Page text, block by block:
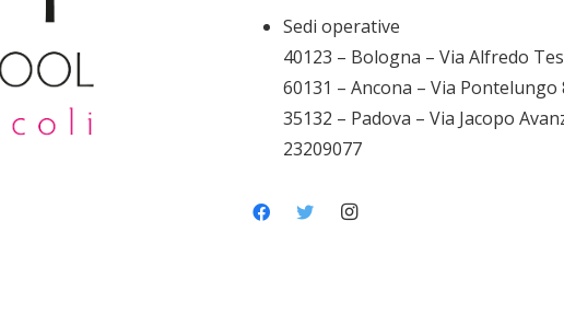
Sedi operative
40123 – Bologna – Via Alfredo
60131 – Ancona – Via Pontelungo
35132 – Padova – Via Jacopo
23209077